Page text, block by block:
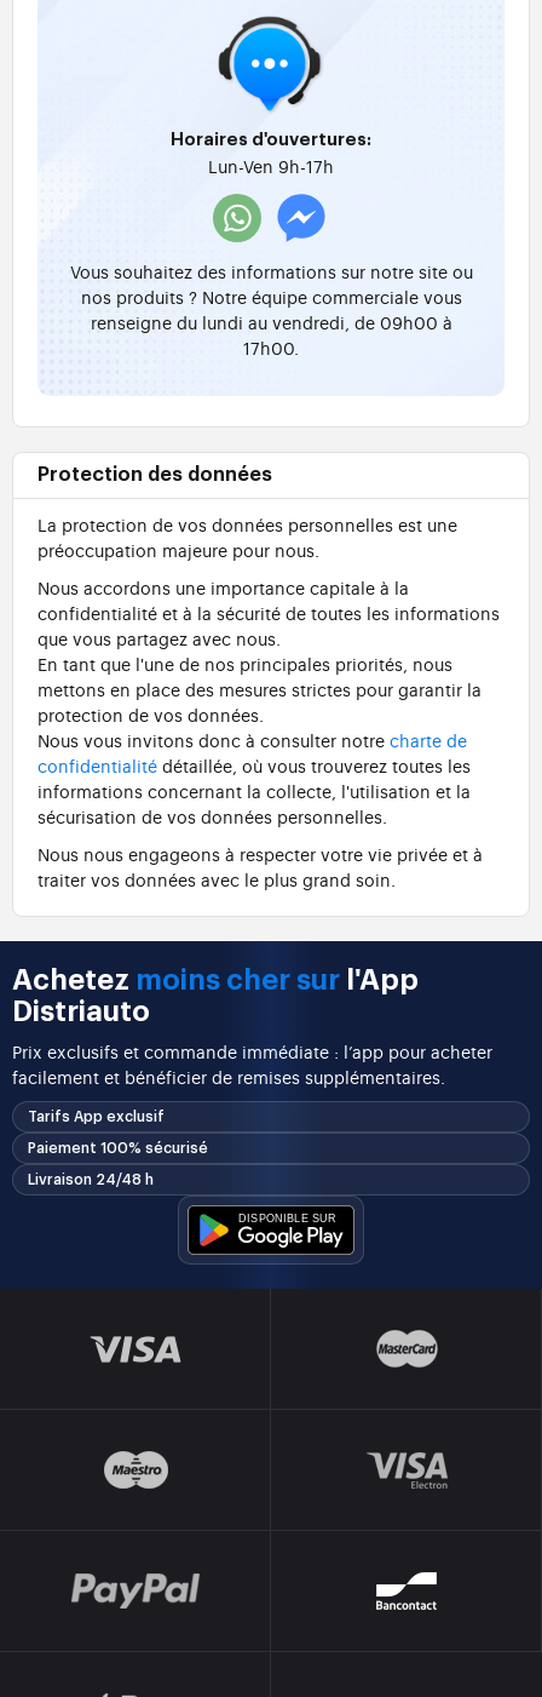
Horaires d'ouvertures:
Lun-Ven 9h-17h
Vous souhaitez des informations sur notre site ou
nos produits ? Notre équipe commerciale vous
renseigne du lundi au vendredi, de 09h00 à
17h00.
Protection des données
La protection de vos données personnelles est une
préoccupation majeure pour nous.
Nous accordons une importance capitale à la
confidentialité et à la sécurité de toutes les informations
que vous partagez avec nous.
En tant que l'une de nos principales priorités, nous
mettons en place des mesures strictes pour garantir la
protection de vos données.
Nous vous invitons donc à consulter notre charte de
confidentialité détaillée, où vous trouverez toutes les
informations concernant la collecte, l'utilisation et la
sécurisation de vos données personnelles.
Nous nous engageons à respecter votre vie privée et à
traiter vos données avec le plus grand soin.
Achetez moins cher sur l'App
Distriauto
Prix exclusifs et commande immédiate : l’app pour acheter
facilement et bénéficier de remises supplémentaires.
Tarifs App exclusif
Paiement 100% sécurisé
Livraison 24/48 h